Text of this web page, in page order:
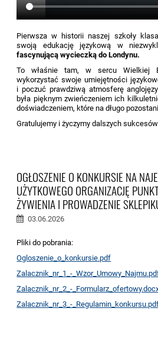
Pierwsza w historii naszej szkoły
swoją edukację językową w
fascynującą wycieczką do Londynu.
To właśnie tam, w sercu Wielkiej
wykorzystać swoje umiejętności
i poczuć prawdziwą atmosferę
była pięknym zwieńczeniem ich
doświadczeniem, które na długo
Gratulujemy i życzymy dalszych
OGŁOSZENIE O KONKURSIE NA
UŻYTKOWEGO ORGANIZACJĘ
ŻYWIENIA I PROWADZENIE
03.06.2026
Pliki do pobrania:
Ogloszenie_o_konkursie.pdf
Zalacznik_nr_1_-
Zalacznik_nr_2_-
Zalacznik_nr_3_-